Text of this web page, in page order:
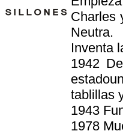
Charles
Neutra.
Inventa
1942
tablillas
1943
1978